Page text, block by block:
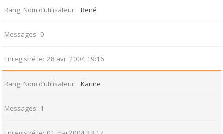
Rang, Nom d’utilisateur René
Messages 0
Enregistré le 28 avr. 2004 19:16
Rang, Nom d’utilisateur Karine
Messages 1